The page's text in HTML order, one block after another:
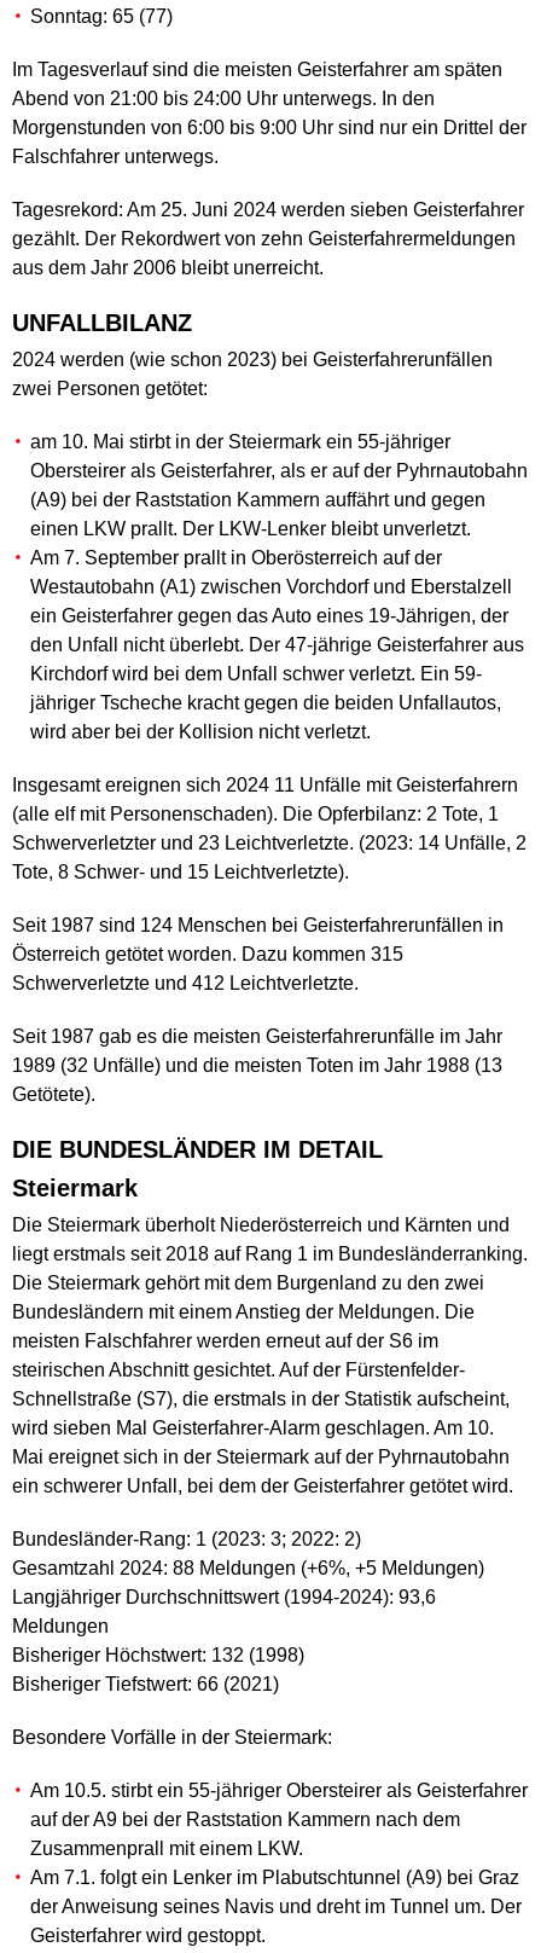
Sonntag: 65 (77)
Im Tagesverlauf sind die meisten Geisterfahrer am späten
Abend von 21:00 bis 24:00 Uhr unterwegs. In den
Morgenstunden von 6:00 bis 9:00 Uhr sind nur ein Drittel der
Falschfahrer unterwegs.
Tagesrekord: Am 25. Juni 2024 werden sieben Geisterfahrer
gezählt. Der Rekordwert von zehn Geisterfahrermeldungen
aus dem Jahr 2006 bleibt unerreicht.
UNFALLBILANZ
2024 werden (wie schon 2023) bei Geisterfahrerunfällen
zwei Personen getötet:
am 10. Mai stirbt in der Steiermark ein 55-jähriger
Obersteirer als Geisterfahrer, als er auf der Pyhrnautobahn
(A9) bei der Raststation Kammern auffährt und gegen
einen LKW prallt. Der LKW-Lenker bleibt unverletzt.
Am 7. September prallt in Oberösterreich auf der
Westautobahn (A1) zwischen Vorchdorf und Eberstalzell
ein Geisterfahrer gegen das Auto eines 19-Jährigen, der
den Unfall nicht überlebt. Der 47-jährige Geisterfahrer aus
Kirchdorf wird bei dem Unfall schwer verletzt. Ein 59-
jähriger Tscheche kracht gegen die beiden Unfallautos,
wird aber bei der Kollision nicht verletzt.
Insgesamt ereignen sich 2024 11 Unfälle mit Geisterfahrern
(alle elf mit Personenschaden). Die Opferbilanz: 2 Tote, 1
Schwerverletzter und 23 Leichtverletzte. (2023: 14 Unfälle, 2
Tote, 8 Schwer- und 15 Leichtverletzte).
Seit 1987 sind 124 Menschen bei Geisterfahrerunfällen in
Österreich getötet worden. Dazu kommen 315
Schwerverletzte und 412 Leichtverletzte.
Seit 1987 gab es die meisten Geisterfahrerunfälle im Jahr
1989 (32 Unfälle) und die meisten Toten im Jahr 1988 (13
Getötete).
DIE BUNDESLÄNDER IM DETAIL
Steiermark
Die Steiermark überholt Niederösterreich und Kärnten und
liegt erstmals seit 2018 auf Rang 1 im Bundesländerranking.
Die Steiermark gehört mit dem Burgenland zu den zwei
Bundesländern mit einem Anstieg der Meldungen. Die
meisten Falschfahrer werden erneut auf der S6 im
steirischen Abschnitt gesichtet. Auf der Fürstenfelder-
Schnellstraße (S7), die erstmals in der Statistik aufscheint,
wird sieben Mal Geisterfahrer-Alarm geschlagen. Am 10.
Mai ereignet sich in der Steiermark auf der Pyhrnautobahn
ein schwerer Unfall, bei dem der Geisterfahrer getötet wird.
Bundesländer-Rang: 1 (2023: 3; 2022: 2)
Gesamtzahl 2024: 88 Meldungen (+6%, +5 Meldungen)
Langjähriger Durchschnittswert (1994-2024): 93,6
Meldungen
Bisheriger Höchstwert: 132 (1998)
Bisheriger Tiefstwert: 66 (2021)
Besondere Vorfälle in der Steiermark:
Am 10.5. stirbt ein 55-jähriger Obersteirer als Geisterfahrer
auf der A9 bei der Raststation Kammern nach dem
Zusammenprall mit einem LKW.
Am 7.1. folgt ein Lenker im Plabutschtunnel (A9) bei Graz
der Anweisung seines Navis und dreht im Tunnel um. Der
Geisterfahrer wird gestoppt.